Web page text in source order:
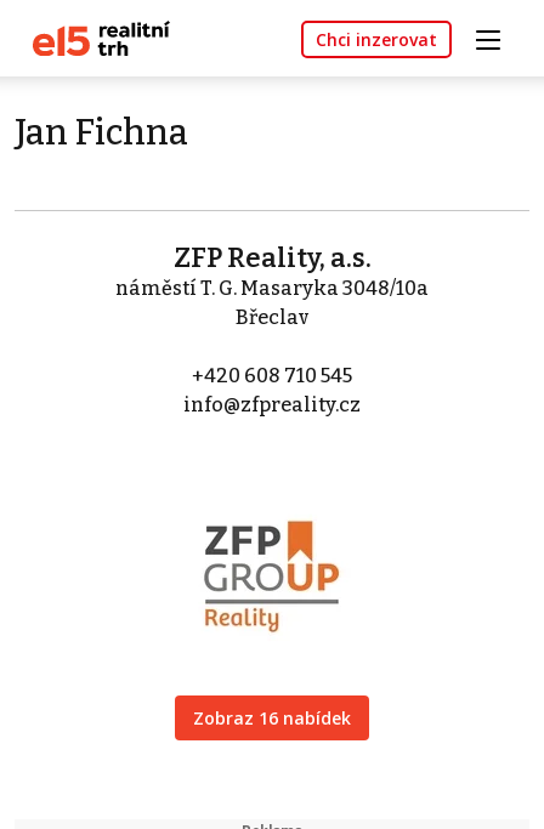
Chci inzerovat
Jan Fichna
ZFP Reality, a.s.
náměstí T. G. Masaryka 3048/10a
Břeclav
+420 608 710 545
info@zfpreality.cz
Zobraz 16 nabídek